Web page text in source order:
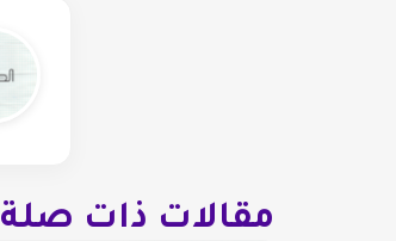
مقالات ذات صلة